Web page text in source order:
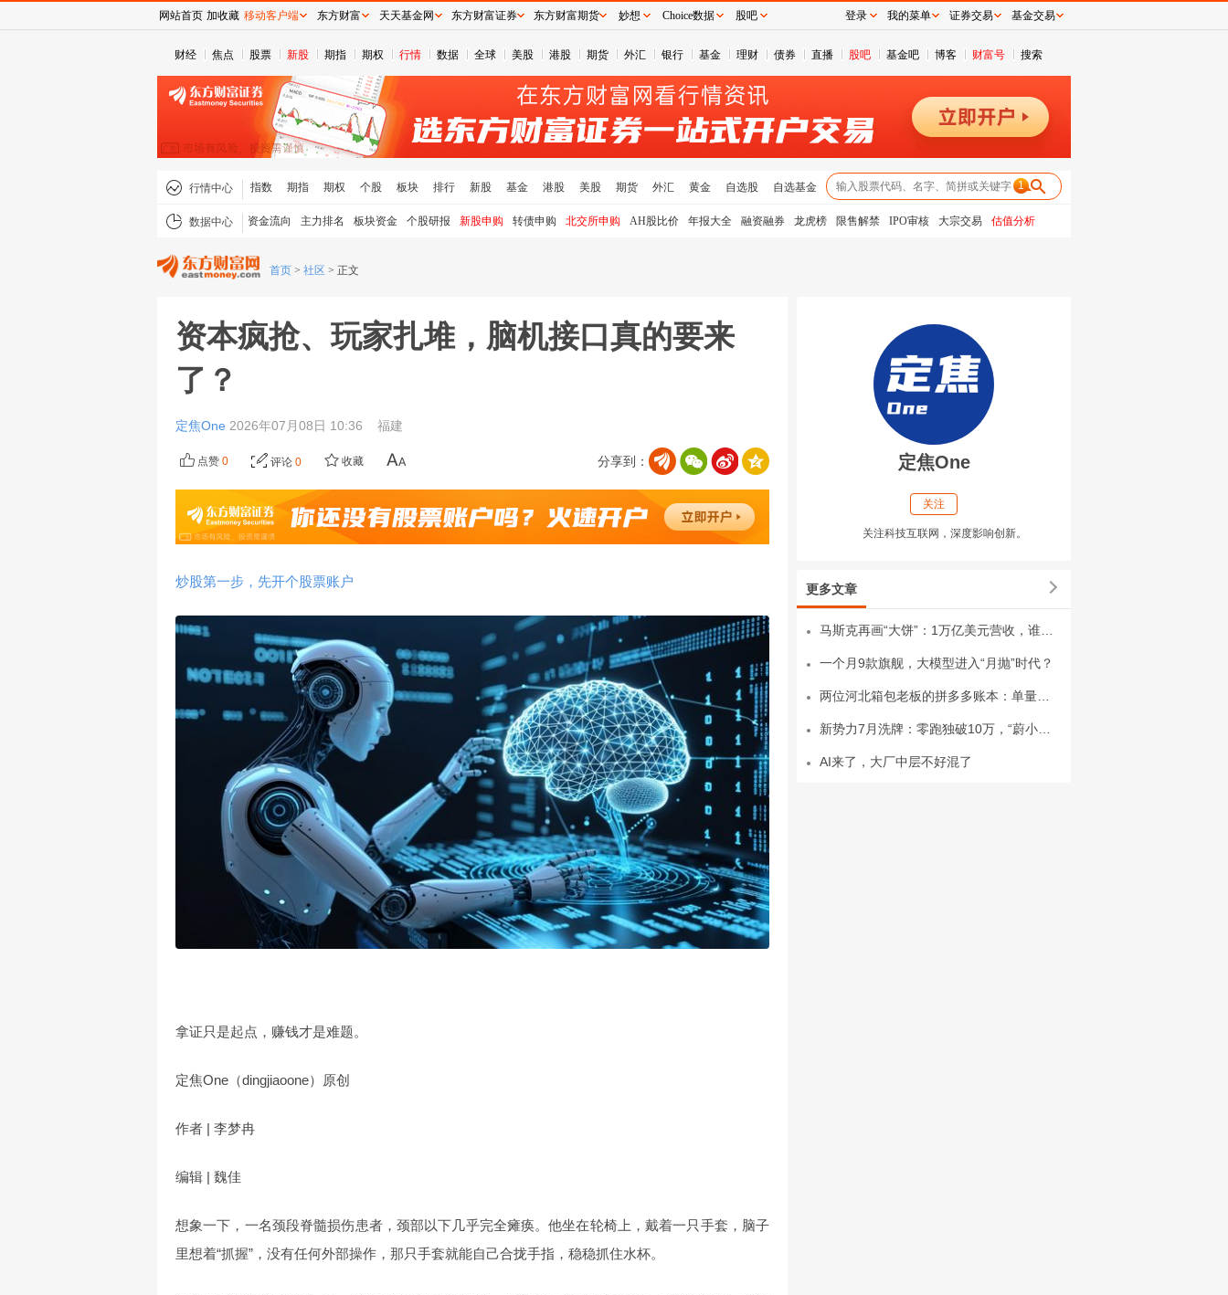
财经 焦点 股票 新股 期指 期权 行情 数据 全球 美股 港股 期货 外汇 银行 基金 理财 债券 直播 股吧 基金吧 博客 财富号 搜索
行情中心 指数 期指 期权 个股 板块 排行 新股 基金 港股 美股 期货 外汇 黄金 自选股 自选基金 1
数据中心 资金流向 主力排名 板块资金 个股研报 新股申购 转债申购 北交所申购 AH股比价 年报大全 融资融券 龙虎榜 限售解禁 IPO审核 大宗交易 估值分析
首页 > 社区 > 正文
资本疯抢、玩家扎堆，脑机接口真的要来
了？
定焦One 2026年07月08日 10:36 福建
分享到：
点赞 0 评论 0 收藏
炒股第一步，先开个股票账户
拿证只是起点，赚钱才是难题。
定焦One（dingjiaoone）原创
作者 | 李梦冉
编辑 | 魏佳
想象一下，一名颈段脊髓损伤患者，颈部以下几乎完全瘫痪。他坐在轮椅上，戴着一只手套，脑子
里想着“抓握”，没有任何外部操作，那只手套就能自己合拢手指，稳稳抓住水杯。
定焦One
关注
关注科技互联网，深度影响创新。
更多文章
一个月9款旗舰，大模型进入“月抛”时代？
AI来了，大厂中层不好混了
网站首页 加收藏 移动客户端 东方财富 天天基金网 东方财富证券 东方财富期货 妙想 Choice数据 股吧 登录 我的菜单 证券交易 基金交易